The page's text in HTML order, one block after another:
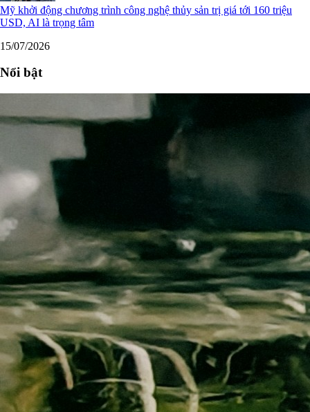
Mỹ khởi động chương trình công nghệ thủy sản trị giá tới 160 triệu
USD, AI là trọng tâm
15/07/2026
Nổi bật